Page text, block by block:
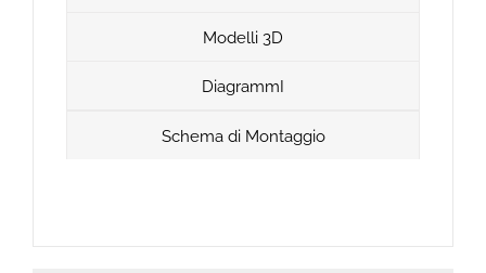
Modelli 3D
DiagrammI
Schema di Montaggio